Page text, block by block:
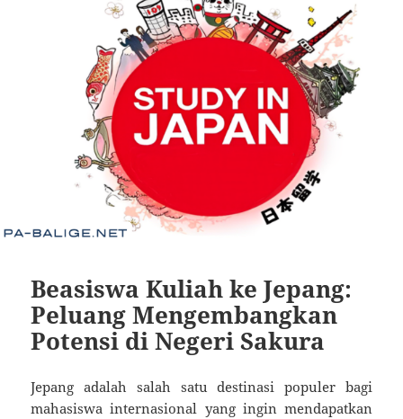
Beasiswa Kuliah ke Jepang:
Peluang Mengembangkan
Potensi di Negeri Sakura
Jepang adalah salah satu destinasi populer bagi
mahasiswa internasional yang ingin mendapatkan